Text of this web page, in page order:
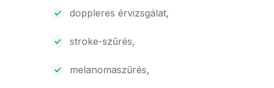
doppleres érvizsgálat,
stroke-szűrés,
melanomaszűrés,